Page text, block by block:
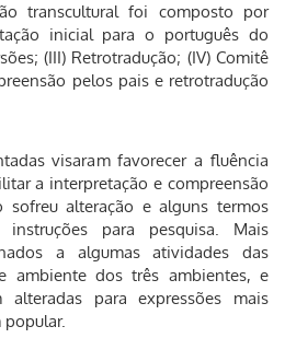
transcultural foi composto por
inicial para o português do
(III) Retrotradução; (IV) Comitê
pelos pais e retrotradução
visaram favorecer a fluência
a interpretação e compreensão
alteração e alguns termos
para pesquisa. Mais
a algumas atividades das
ambiente dos três ambientes, e
alteradas para expressões mais